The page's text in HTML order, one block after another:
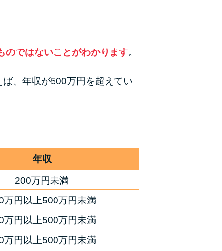
ンの選び方を徹底解説！
利でお得な返済方法はどれ？
みずほ銀行カードローンの問い合わせ先とシー
ン別の問い合わせ方法
のではないことがわかります。
、年収が500万円を超えてい
年収
200万円未満
万円以上500万円未満
万円以上500万円未満
万円以上500万円未満